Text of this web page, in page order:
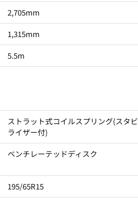
2,705mm
1,315mm
5.5m
ストラット式コイルスプリング(スタビ
ライザー付)
ベンチレーテッドディスク
195/65R15